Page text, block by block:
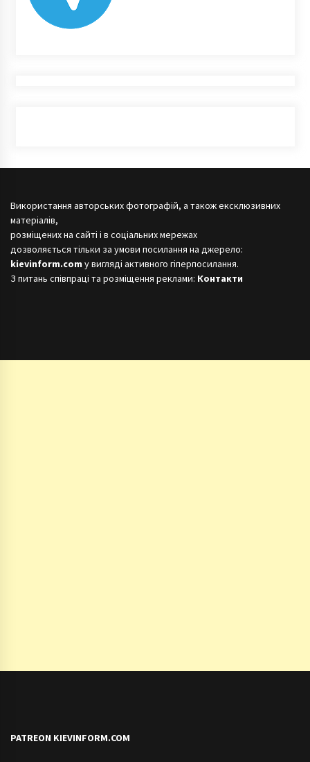
Використання авторських фотографій, а також ексклюзивних
матеріалів,
розміщених на сайті і в соціальних мережах
дозволяється тільки за умови посилання на джерело:
kievinform.com у вигляді активного гіперпосилання.
З питань співпраці та розміщення реклами: Контакти
PATREON KIEVINFORM.COM